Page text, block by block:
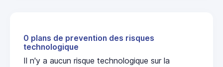
0 plans de prevention des risques
technologique
Il n'y a aucun risque technologique sur la